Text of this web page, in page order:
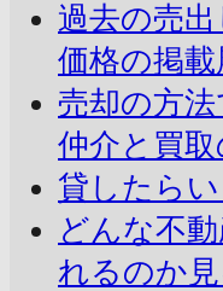
過去の売
価格の掲
売却の方
仲介と買
貸したらい
どんな不
れるのか見